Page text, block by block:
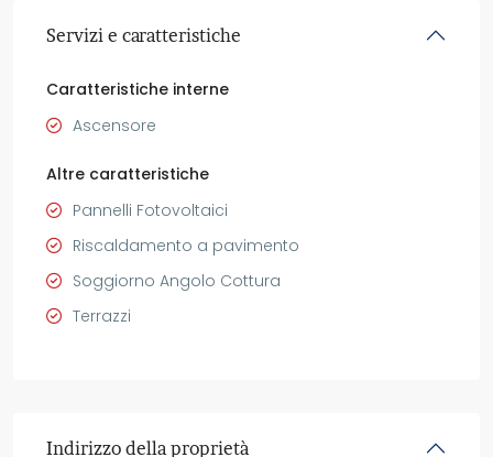
Servizi e caratteristiche
Caratteristiche interne
Ascensore
Altre caratteristiche
Pannelli Fotovoltaici
Riscaldamento a pavimento
Soggiorno Angolo Cottura
Terrazzi
Indirizzo della proprietà